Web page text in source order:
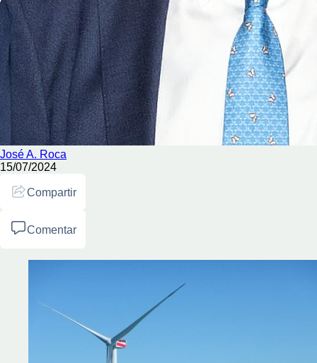
José A. Roca
15/07/2024
Compartir
Comentar